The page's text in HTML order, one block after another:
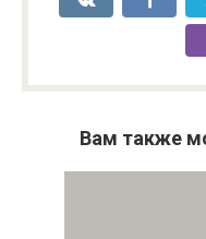
Вам также